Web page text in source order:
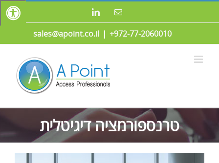
כתובת LinkedIn
972-77-2060010+
|
sales@apoint.co.il
טרנספורמציה דיגיטלית